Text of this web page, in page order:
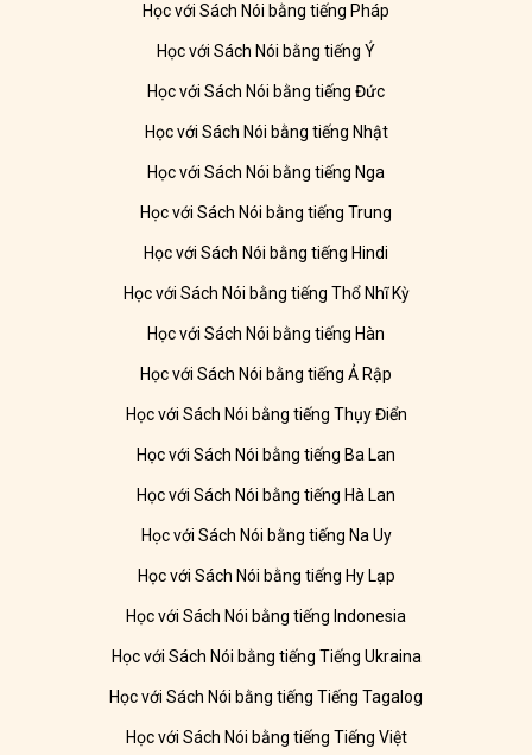
Học với Sách Nói bằng tiếng Pháp
Học với Sách Nói bằng tiếng Ý
Học với Sách Nói bằng tiếng Đức
Học với Sách Nói bằng tiếng Nhật
Học với Sách Nói bằng tiếng Nga
Học với Sách Nói bằng tiếng Trung
Học với Sách Nói bằng tiếng Hindi
Học với Sách Nói bằng tiếng Thổ Nhĩ Kỳ
Học với Sách Nói bằng tiếng Hàn
Học với Sách Nói bằng tiếng Ả Rập
Học với Sách Nói bằng tiếng Thụy Điển
Học với Sách Nói bằng tiếng Ba Lan
Học với Sách Nói bằng tiếng Hà Lan
Học với Sách Nói bằng tiếng Na Uy
Học với Sách Nói bằng tiếng Hy Lạp
Học với Sách Nói bằng tiếng Indonesia
Học với Sách Nói bằng tiếng Tiếng Ukraina
Học với Sách Nói bằng tiếng Tiếng Tagalog
Học với Sách Nói bằng tiếng Tiếng Việt